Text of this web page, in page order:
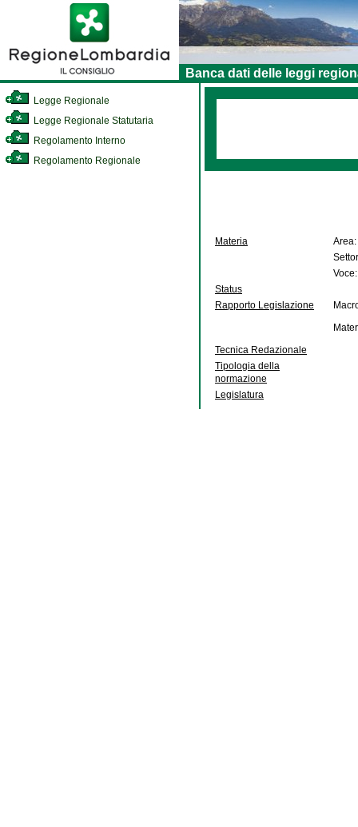
Banca dati delle leggi
Legge Regionale
Legge Regionale Statutaria
Regolamento Interno
Regolamento Regionale
Materia
Area:
Voce:
Status
Rapporto Legislazione
Tecnica Redazionale
Tipologia della
normazione
Legislatura